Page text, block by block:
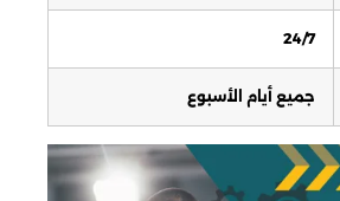
24/7
جميع أيام الأسبوع